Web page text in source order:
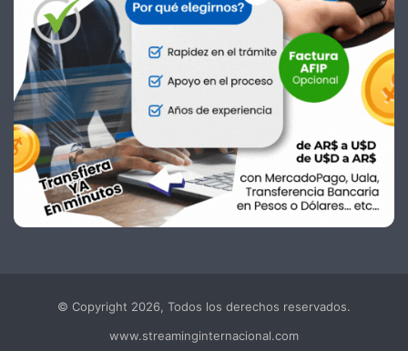
© Copyright 2026, Todos los derechos reservados.
www.streaminginternacional.com